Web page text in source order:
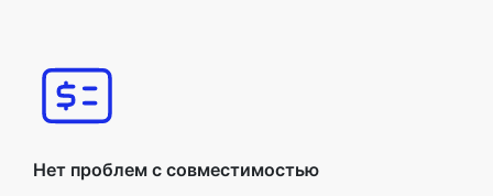
Нет проблем с совместимостью